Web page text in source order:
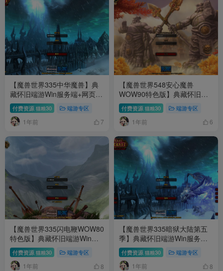
【魔兽世界335中华魔兽】典
藏怀旧端游Win服务端+网页注
册+GM指令教程+PC客户端
+架设教程
付费资源 猫粮30 端游专区
1年前 7
【魔兽世界548安心魔兽
WOW90特色版】典藏怀旧端
游Win服务端+网页注册+GM指
令教程+PC客户端+架设教程
付费资源 猫粮30 端游专区
1年前 6
【魔兽世界335闪电鞭WOW80
特色版】典藏怀旧端游Win服
务端+网页注册+GM指令教程
+PC客户端+架设教程
付费资源 猫粮30 端游专区
1年前 8
【魔兽世界335暗狱大陆第五
季】典藏怀旧端游Win服务端
+网页注册+GM指令教程+PC
客户端+架设教程
付费资源 猫粮30 端游专区
1年前 8